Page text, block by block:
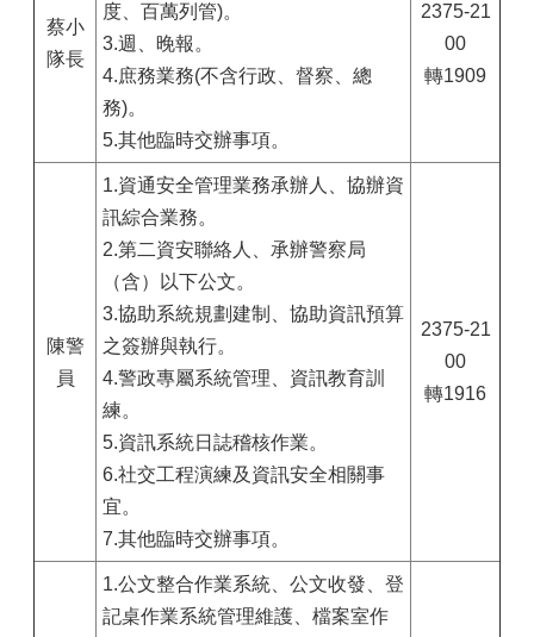
蔡小
隊長
度、百萬列管)。
3.週、晚報。
4.庶務業務(不含行政、督察、總
務)。
5.其他臨時交辦事項。
2375-21
00
轉1909
陳警
員
1.資通安全管理業務承辦人、協辦資
訊綜合業務。
2.第二資安聯絡人、承辦警察局
（含）以下公文。
3.協助系統規劃建制、協助資訊預算
之簽辦與執行。
4.警政專屬系統管理、資訊教育訓
練。
5.資訊系統日誌稽核作業。
6.社交工程演練及資訊安全相關事
宜。
7.其他臨時交辦事項。
2375-21
00
轉1916
1.公文整合作業系統、公文收發、登
記桌作業系統管理維護、檔案室作